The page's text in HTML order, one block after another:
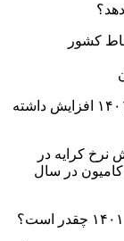
کشور
آیا نرخ حمل بار و کرایه وانت و نیسان در سال ۱۴۰۱ افزایش داشته
نرخ کرایه در
کامیون در سال